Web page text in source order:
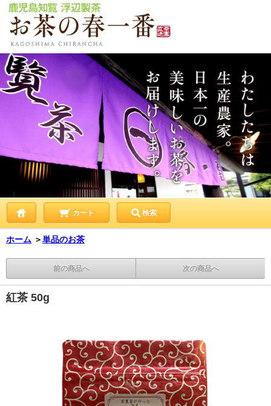
カート 検索
ホーム ＞単品のお茶
前の商品へ 次の商品へ
紅茶 50g